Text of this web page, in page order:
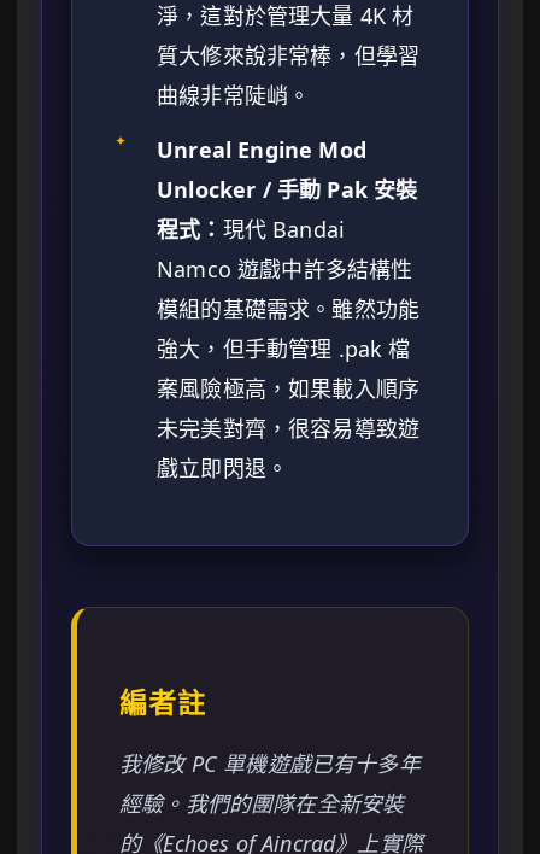
淨，這對於管理大量 4K 材
質大修來說非常棒，但學習
曲線非常陡峭。
✦
Unreal Engine Mod
Unlocker / 手動 Pak 安裝
程式： 現代 Bandai
Namco 遊戲中許多結構性
模組的基礎需求。雖然功能
強大，但手動管理 .pak 檔
案風險極高，如果載入順序
未完美對齊，很容易導致遊
戲立即閃退。
編者註
我修改 PC 單機遊戲已有十多年
經驗。我們的團隊在全新安裝
的《Echoes of Aincrad》上實際